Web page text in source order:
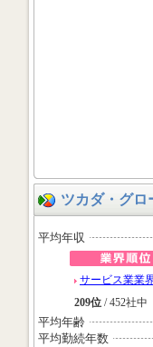
ツカダ・グロ
平均年収
サービス業業
209位 / 452社中
平均年齢
平均勤続年数